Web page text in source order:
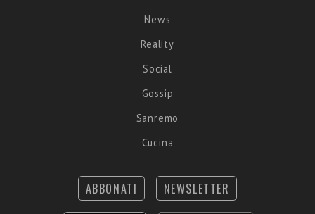
News
Reality
Social
Gossip
Sanremo
Cucina
ABBONATI NEWSLETTER